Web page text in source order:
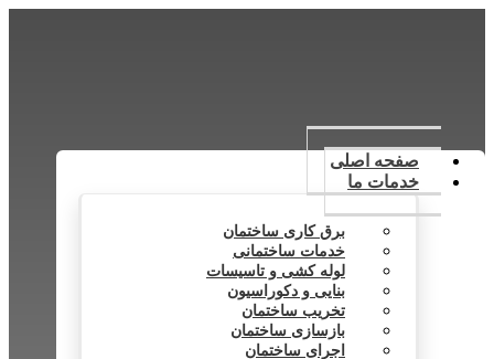
صفحه اصلی
خدمات ما
برق کاری ساختمان
خدمات ساختمانی
لوله کشی و تاسیسات
بنایی و دکوراسیون
تخریب ساختمان
بازسازی ساختمان
اجرای ساختمان